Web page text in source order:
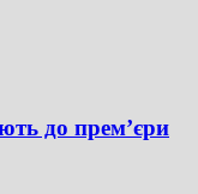
до прем’єри